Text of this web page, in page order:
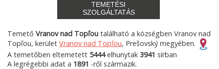
TEMETÉSI
SZOLGÁLTATÁS
Temető Vranov nad Topľou található a községben Vranov nad
Topľou, kerület Vranov nad Topľou, Prešovský megyében.
A temetőben eltemetett 5444elhunytak 3941 sírban
A legrégebbi adat a 1891 -ről származik.